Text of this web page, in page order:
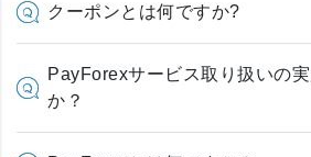
クーポンとは何ですか?
PayForexサービス取り扱いの
か？